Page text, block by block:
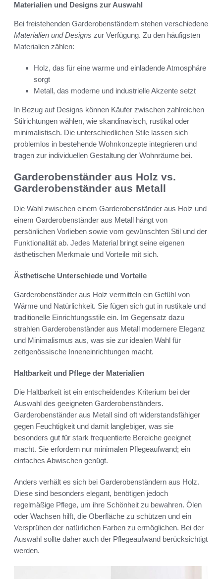
Materialien und Designs zur Auswahl
Bei freistehenden Garderobenständern stehen verschiedene
Materialien und Designs zur Verfügung. Zu den häufigsten
Materialien zählen:
Holz, das für eine warme und einladende Atmosphäre
sorgt
Metall, das moderne und industrielle Akzente setzt
In Bezug auf Designs können Käufer zwischen zahlreichen
Stilrichtungen wählen, wie skandinavisch, rustikal oder
minimalistisch. Die unterschiedlichen Stile lassen sich
problemlos in bestehende Wohnkonzepte integrieren und
tragen zur individuellen Gestaltung der Wohnräume bei.
Garderobenständer aus Holz vs.
Garderobenständer aus Metall
Die Wahl zwischen einem Garderobenständer aus Holz und
einem Garderobenständer aus Metall hängt von
persönlichen Vorlieben sowie vom gewünschten Stil und der
Funktionalität ab. Jedes Material bringt seine eigenen
ästhetischen Merkmale und Vorteile mit sich.
Ästhetische Unterschiede und Vorteile
Garderobenständer aus Holz vermitteln ein Gefühl von
Wärme und Natürlichkeit. Sie fügen sich gut in rustikale und
traditionelle Einrichtungsstile ein. Im Gegensatz dazu
strahlen Garderobenständer aus Metall modernere Eleganz
und Minimalismus aus, was sie zur idealen Wahl für
zeitgenössische Inneneinrichtungen macht.
Haltbarkeit und Pflege der Materialien
Die Haltbarkeit ist ein entscheidendes Kriterium bei der
Auswahl des geeigneten Garderobenständers.
Garderobenständer aus Metall sind oft widerstandsfähiger
gegen Feuchtigkeit und damit langlebiger, was sie
besonders gut für stark frequentierte Bereiche geeignet
macht. Sie erfordern nur minimalen Pflegeaufwand; ein
einfaches Abwischen genügt.
Anders verhält es sich bei Garderobenständern aus Holz.
Diese sind besonders elegant, benötigen jedoch
regelmäßige Pflege, um ihre Schönheit zu bewahren. Ölen
oder Wachsen hilft, die Oberfläche zu schützen und ein
Versprühen der natürlichen Farben zu ermöglichen. Bei der
Auswahl sollte daher auch der Pflegeaufwand berücksichtigt
werden.